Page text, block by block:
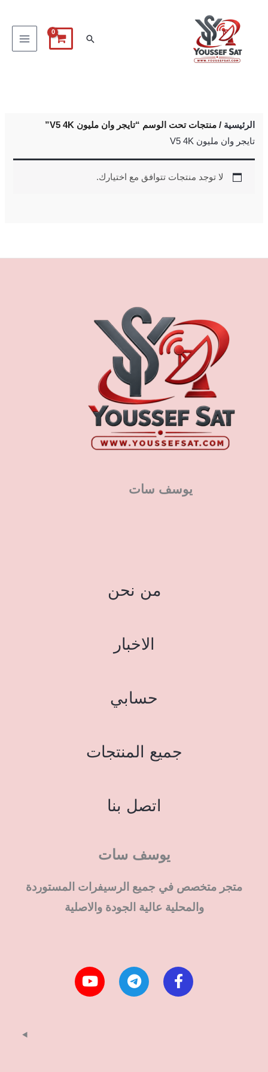
البحث
الرئيسية / منتجات تحت الوسم “تايجر وان مليون V5 4K”
تايجر وان مليون V5 4K
لا توجد منتجات تتوافق مع اختيارك.
يوسف سات
من نحن
الاخبار
حسابي
جميع المنتجات
اتصل بنا
يوسف سات
متجر متخصص في جميع الرسيفرات المستوردة
والمحلية عالية الجودة والاصلية